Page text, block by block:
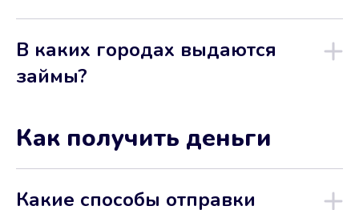
В каких городах выдаются
займы?
Как получить деньги
Какие способы отправки